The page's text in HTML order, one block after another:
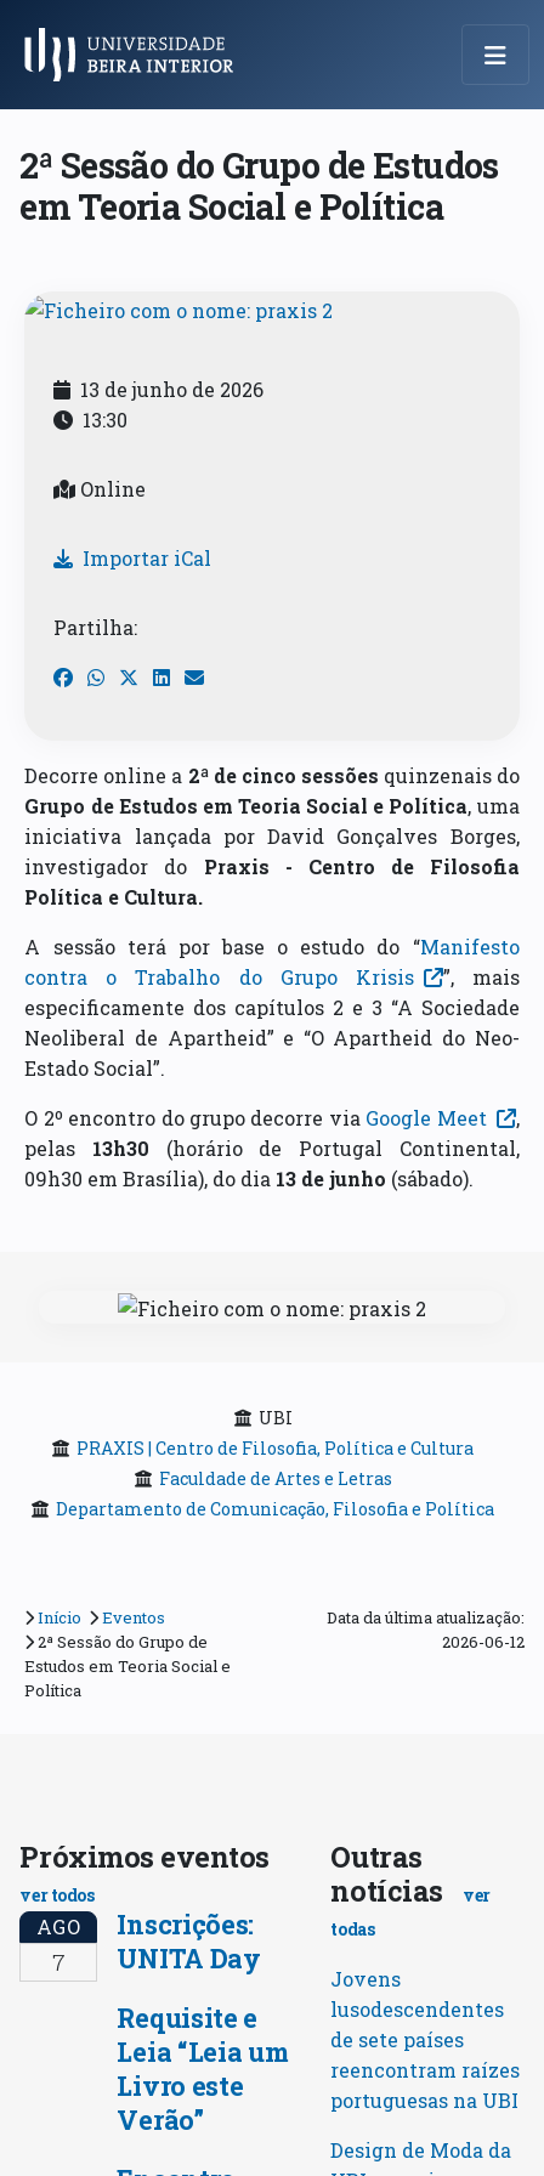
Menu Principal
2ª Sessão do Grupo de Estudos
em Teoria Social e Política
13 de junho de 2026
13:30
Online
Importar iCal
Partilha:
Decorre online a 2ª de cinco sessões quinzenais do
Grupo de Estudos em Teoria Social e Política, uma
iniciativa lançada por David Gonçalves Borges,
investigador do Praxis - Centro de Filosofia
Política e Cultura.
A sessão terá por base o estudo do “Manifesto
contra o Trabalho do Grupo Krisis
”, mais
especificamente dos capítulos 2 e 3 “A Sociedade
Neoliberal de Apartheid” e “O Apartheid do Neo-
Estado Social”.
O 2º encontro do grupo decorre via Google Meet
,
pelas 13h30 (horário de Portugal Continental,
09h30 em Brasília), do dia 13 de junho (sábado).
UBI
PRAXIS | Centro de Filosofia, Política e Cultura
Faculdade de Artes e Letras
Departamento de Comunicação, Filosofia e Política
Início
Eventos
2ª Sessão do Grupo de
Estudos em Teoria Social e
Política
Data da última atualização:
2026-06-12
Próximos eventos
ver todos
AGO
7
Inscrições:
UNITA Day
Requisite e
Leia “Leia um
Livro este
Verão”
Outras
notícias
ver
todas
Jovens
lusodescendentes
de sete países
reencontram raízes
portuguesas na UBI
Design de Moda da